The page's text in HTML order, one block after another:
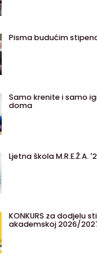
Pisma budućim
Samo krenite i samo
doma
Ljetna škola M.R.E.Ž.A.
KONKURS za dodjelu
akademskoj 2026/